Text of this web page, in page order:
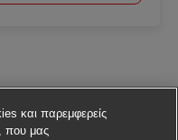
και παρεμφερείς
που μας